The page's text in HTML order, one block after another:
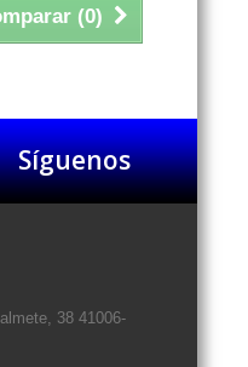
(0)
Síguenos
38 41006-